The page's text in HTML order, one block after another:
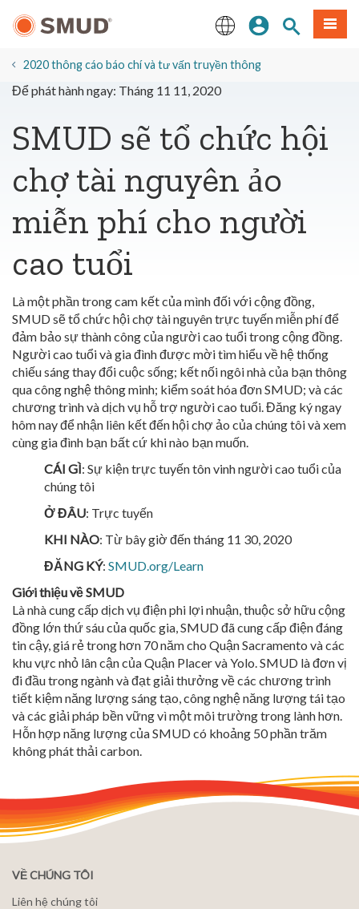
đến
dung
Đăng nhập
Tìm trangThực
2020 thông cáo báo chí và tư vấn truyền thông
Để phát hành ngay: Tháng 11 11, 2020
SMUD sẽ tổ chức hội
chợ tài nguyên ảo
miễn phí cho người
cao tuổi
Là một phần trong cam kết của mình đối với cộng đồng,
SMUD sẽ tổ chức hội chợ tài nguyên trực tuyến miễn phí để
đảm bảo sự thành công của người cao tuổi trong cộng đồng.
Người cao tuổi và gia đình được mời tìm hiểu về hệ thống
chiếu sáng thay đổi cuộc sống; kết nối ngôi nhà của bạn thông
qua công nghệ thông minh; kiểm soát hóa đơn SMUD; và các
chương trình và dịch vụ hỗ trợ người cao tuổi. Đăng ký ngay
hôm nay để nhận liên kết đến hội chợ ảo của chúng tôi và xem
cùng gia đình bạn bất cứ khi nào bạn muốn.
CÁI GÌ: Sự kiện trực tuyến tôn vinh người cao tuổi của
chúng tôi
Ở ĐÂU: Trực tuyến
KHI NÀO: Từ bây giờ đến tháng 11 30, 2020
ĐĂNG KÝ: SMUD.org/Learn
Giới thiệu về SMUD
Là nhà cung cấp dịch vụ điện phi lợi nhuận, thuộc sở hữu cộng
đồng lớn thứ sáu của quốc gia, SMUD đã cung cấp điện đáng
tin cậy, giá rẻ trong hơn 70 năm cho Quận Sacramento và các
khu vực nhỏ lân cận của Quận Placer và Yolo. SMUD là đơn vị
đi đầu trong ngành và đạt giải thưởng về các chương trình
tiết kiệm năng lượng sáng tạo, công nghệ năng lượng tái tạo
và các giải pháp bền vững vì một môi trường trong lành hơn.
Hỗn hợp năng lượng của SMUD có khoảng 50 phần trăm
không phát thải carbon.
VỀ CHÚNG TÔI
Liên hệ chúng tôi